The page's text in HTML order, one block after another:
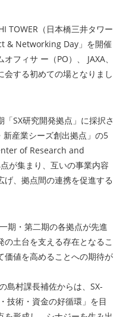
TOWER（日本橋三井タワー
& Networking Day」を開催
フィサ ー（PO）、 JAXA、
会する初めての場となりまし
SX研究開発拠点」に採択さ
産業シーズ創出拠点」の5
of Research and
が集まり、互いの事業内容
、拠点間の連携を促進する
期・第二期の各拠点が先進
土台を支える存在となるこ
価値を高めることへの期待が
島村課長補佐からは、SX-
技術・資金の好循環」を目